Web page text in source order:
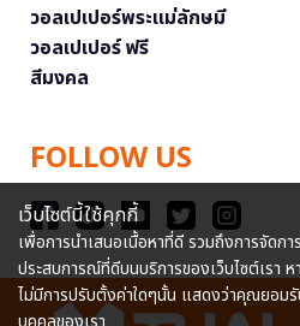
วอลเปเปอร์พระแม่ลักษมี
วอลเปเปอร์ ฟรี
สีมงคล
FOLLOW US
เว็บไซต์นี้ใช้คุกกี้
เพื่อการนำเสนอเนื้อหาที่ดี รวมถึงการจัดก
ประสบการณ์ที่ดีบนบริการของเว็บไซต์เรา
ไม่มีการปรับตั้งค่าใดๆนั้น แสดงว่าคุณยอม